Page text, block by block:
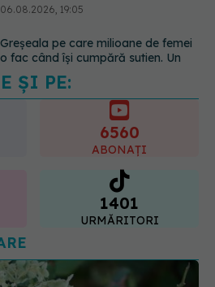
cu cancer de col uterin nu mai ajung
la operație. Dr. Sorin Bogdan
(SANADOR): Intervenția
chirurgicală, doar în situații
particulare
ȘI PE:
6560
1401
URMĂRITORI